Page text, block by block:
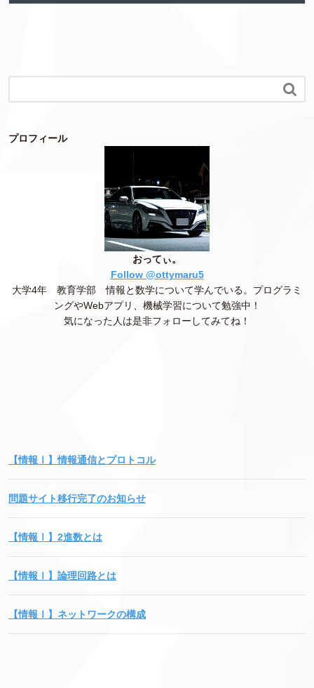

プロフィール
おってぃ。
Follow @ottymaru5
大学4年 教育学部 情報と数学について学んでいる。プログラミ
ングやWebアプリ、機械学習について勉強中！
気になった人は是非フォローしてみてね！
【情報Ⅰ】情報通信とプロトコル
問題サイト移行完了のお知らせ
【情報Ⅰ】2進数とは
【情報Ⅰ】論理回路とは
【情報Ⅰ】ネットワークの構成